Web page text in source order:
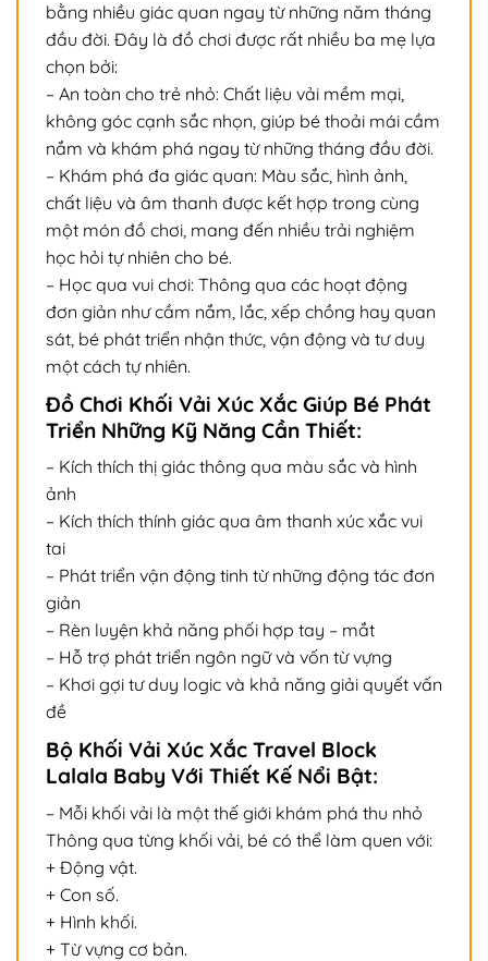
bằng nhiều giác quan ngay từ những năm tháng
đầu đời. Đây là đồ chơi được rất nhiều ba mẹ lựa
chọn bởi:
– An toàn cho trẻ nhỏ: Chất liệu vải mềm mại,
không góc cạnh sắc nhọn, giúp bé thoải mái cầm
nắm và khám phá ngay từ những tháng đầu đời.
– Khám phá đa giác quan: Màu sắc, hình ảnh,
chất liệu và âm thanh được kết hợp trong cùng
một món đồ chơi, mang đến nhiều trải nghiệm
học hỏi tự nhiên cho bé.
– Học qua vui chơi: Thông qua các hoạt động
đơn giản như cầm nắm, lắc, xếp chồng hay quan
sát, bé phát triển nhận thức, vận động và tư duy
một cách tự nhiên.
Đồ Chơi Khối Vải Xúc Xắc Giúp Bé Phát
Triển Những Kỹ Năng Cần Thiết:
– Kích thích thị giác thông qua màu sắc và hình
ảnh
– Kích thích thính giác qua âm thanh xúc xắc vui
tai
– Phát triển vận động tinh từ những động tác đơn
giản
– Rèn luyện khả năng phối hợp tay – mắt
– Hỗ trợ phát triển ngôn ngữ và vốn từ vựng
– Khơi gợi tư duy logic và khả năng giải quyết vấn
đề
Bộ Khối Vải Xúc Xắc Travel Block
Lalala Baby Với Thiết Kế Nổi Bật:
– Mỗi khối vải là một thế giới khám phá thu nhỏ
Thông qua từng khối vải, bé có thể làm quen với:
+ Động vật.
+ Con số.
+ Hình khối.
+ Từ vựng cơ bản.